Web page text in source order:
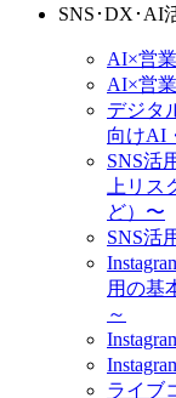
SNS･DX･AI
AI×営
AI×営
デジタ
向けAI
SNS活
上リス
ど）〜
SNS活
用の基
～
ライブ